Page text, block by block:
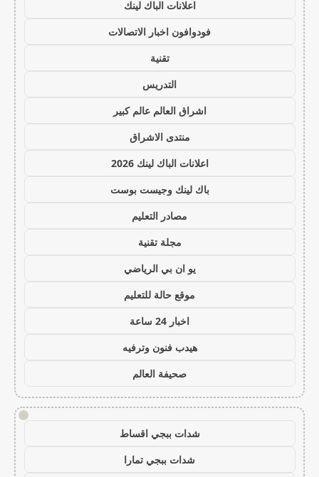
اعلانات الباك لينك
فودوافون اخبار الاتصالات
تقنية
التدريس
اشراق العالم عالم كبير
منتدى الاشراق
اعلانات الباك لينك 2026
باك لينك وجيست بوست
مصادر التعليم
مجلة تقنية
يو ان بي الرياضي
موقع حالة للتعليم
اخبار 24 ساعة
هيدب فنون وترفيه
صحيفة العالم
!
شدات ببجي اقساط
شدات ببجي تمارا